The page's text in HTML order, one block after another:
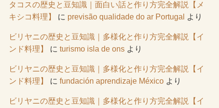
タコスの歴史と豆知識｜面白い話と作り方完全解説【メ
キシコ料理】
に previsão qualidade do ar Portugal より
ビリヤニの歴史と豆知識｜多様化と作り方完全解説【イ
ンド料理】
に turismo isla de onsより
ビリヤニの歴史と豆知識｜多様化と作り方完全解説【イ
ンド料理】
に fundación aprendizaje Méxicoより
ビリヤニの歴史と豆知識｜多様化と作り方完全解説【イ